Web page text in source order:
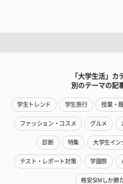
「大学生活」カ
別のテーマの記
学生トレンド 学生旅行 授業・
ファッション・コスメ グルメ
診断 特集 大学生イン
テスト・レポート対策 学園祭
格安SIMしか勝